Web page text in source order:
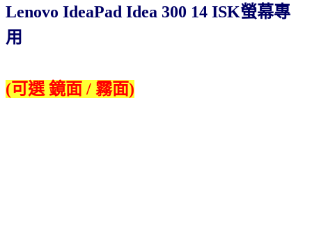
Lenovo IdeaPad Idea 300 14 ISK螢幕專
用
(可選 鏡面 / 霧面)